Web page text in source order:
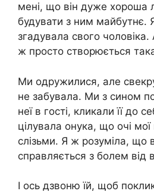
мені, що він дуже хороша
будувати з ним майбутнє.
згадувала свого
ж просто створюється
Ми одружилися, але
не забувала. Ми з сином
неї в гості, кликали її до
цілувала онука, що очі
слізьми. Я ж розуміла, що
справляється з бoлем від
І ось дзвоню їй, щоб